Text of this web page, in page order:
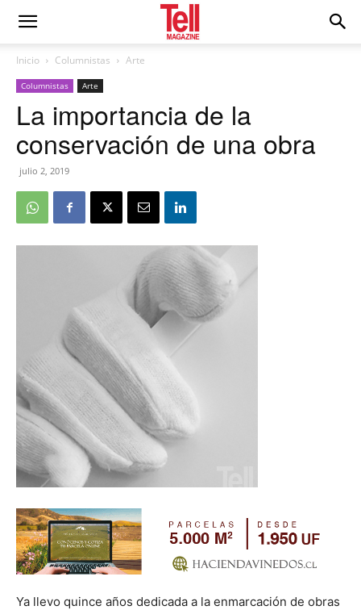
Inicio Columnistas Arte
Columnistas Arte
La importancia de la
conservación de una obra
julio 2, 2019
Ya llevo quince años dedicada a la enmarcación de obras